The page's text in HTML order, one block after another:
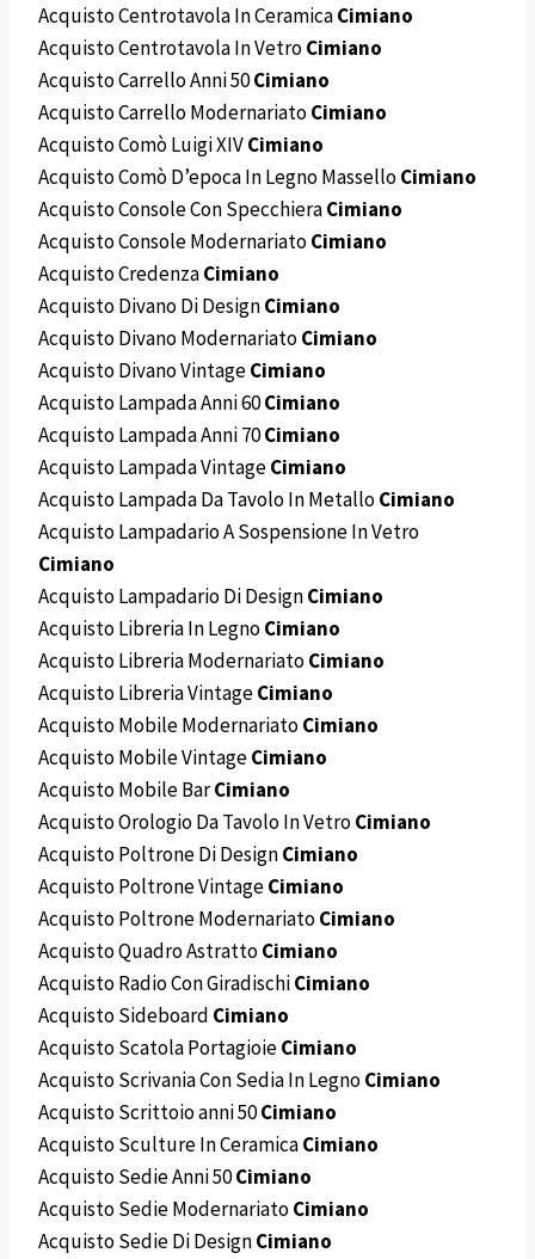
Acquisto Centrotavola In CeramicaCimiano
Acquisto Centrotavola In VetroCimiano
Acquisto Carrello Anni 50Cimiano
Acquisto Carrello ModernariatoCimiano
Acquisto Comò Luigi XIVCimiano
Acquisto Comò D’epoca In Legno MasselloCimiano
Acquisto Console Con SpecchieraCimiano
Acquisto Console ModernariatoCimiano
Acquisto CredenzaCimiano
Acquisto Divano Di DesignCimiano
Acquisto Divano ModernariatoCimiano
Acquisto Divano VintageCimiano
Acquisto Lampada Anni 60Cimiano
Acquisto Lampada Anni 70Cimiano
Acquisto Lampada VintageCimiano
Acquisto Lampada Da Tavolo In MetalloCimiano
Acquisto Lampadario A Sospensione In Vetro
Cimiano
Acquisto Lampadario Di DesignCimiano
Acquisto Libreria In LegnoCimiano
Acquisto Libreria ModernariatoCimiano
Acquisto Libreria VintageCimiano
Acquisto Mobile ModernariatoCimiano
Acquisto Mobile VintageCimiano
Acquisto Mobile BarCimiano
Acquisto Orologio Da Tavolo In VetroCimiano
Acquisto Poltrone Di DesignCimiano
Acquisto Poltrone VintageCimiano
Acquisto Poltrone ModernariatoCimiano
Acquisto Quadro AstrattoCimiano
Acquisto Radio Con GiradischiCimiano
Acquisto Sideboard Cimiano
Acquisto Scatola PortagioieCimiano
Acquisto Scrivania Con Sedia In LegnoCimiano
Acquisto Scrittoio anni 50Cimiano
Acquisto Sculture In CeramicaCimiano
Acquisto Sedie Anni 50Cimiano
Acquisto Sedie ModernariatoCimiano
Acquisto Sedie Di DesignCimiano